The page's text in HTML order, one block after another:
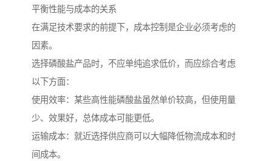
平衡性能与成本的关系
在满足技术要求的前提下，成本控制是企业必须考虑的
因素。
选择磷酸盐产品时，不应单纯追求低价，而应综合考虑
以下方面：
使用效率：某些高性能磷酸盐虽然单价较高，但使用量
少、效果好，总体成本可能更低。
运输成本：就近选择供应商可以大幅降低物流成本和时
间成本。